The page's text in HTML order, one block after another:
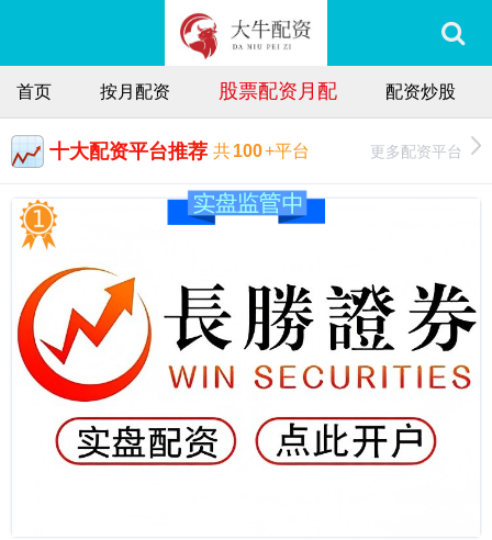
首页 按月配资 股票配资月配 配资炒股
十大配资平台推荐 共100+平台 更多配资平台